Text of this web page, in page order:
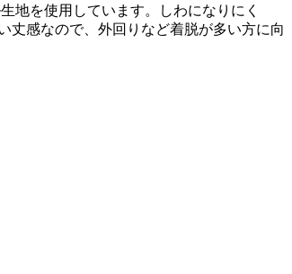
地を使用しています。しわになりにく
丈感なので、外回りなど着脱が多い方に向